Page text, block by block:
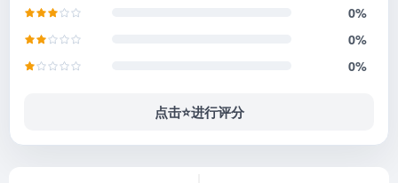
0%
0%
0%
点击⭐️进行评分